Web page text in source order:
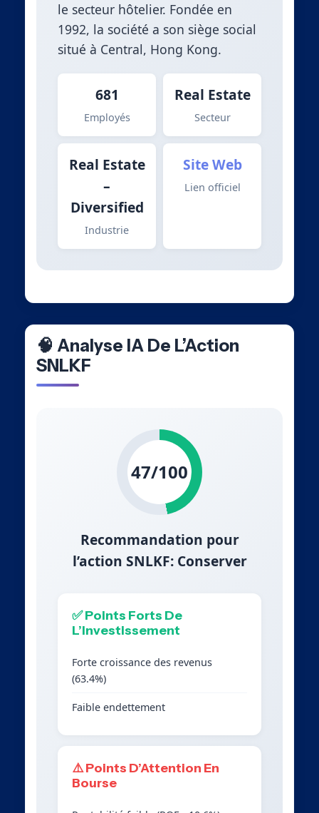
le secteur hôtelier. Fondée en
1992, la société a son siège social
situé à Central, Hong Kong.
681
Employés
Real Estate
Secteur
Real Estate
–
Diversified
Industrie
Site Web
Lien officiel
🧠 Analyse IA De L’Action
SNLKF
47/100
Recommandation pour
l’action SNLKF: Conserver
✅ Points Forts De
L’Investissement
Forte croissance des revenus
(63.4%)
Faible endettement
⚠️ Points D’Attention En
Bourse